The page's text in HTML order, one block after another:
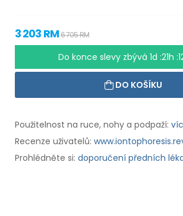
3 203 RM6 705 RM
Do konce slevy zbývá 1d :21h
DO KOŠÍKU
Použitelnost na ruce, nohy a podpaží:
Recenze uživatelů:
Prohlédněte si: doporučení předních